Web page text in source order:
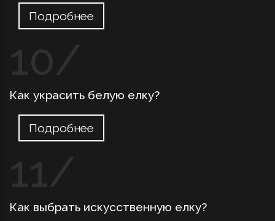
Подробнее
Как украсить белую елку?
Подробнее
Как выбрать искусственную елку?